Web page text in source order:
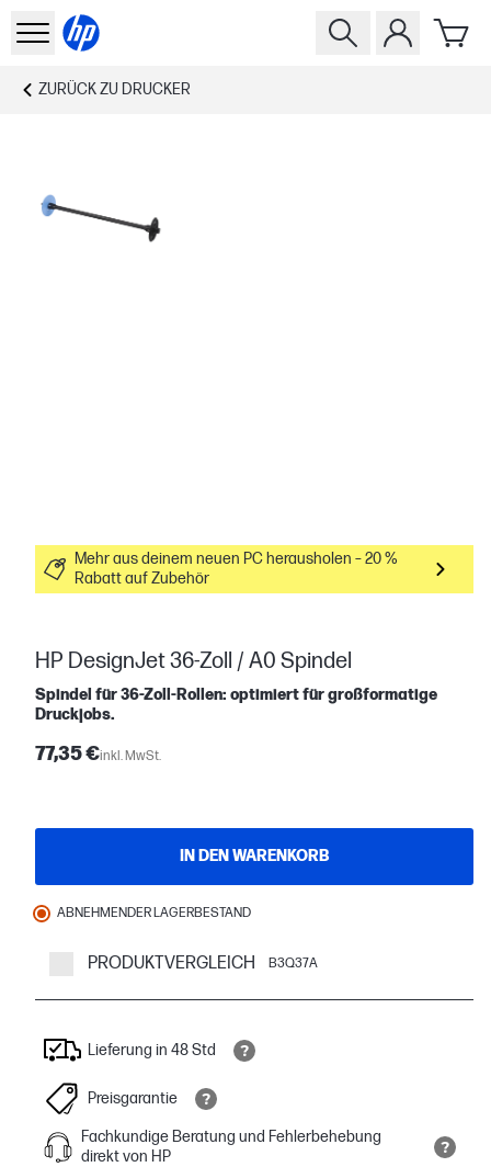
ZURÜCK ZU DRUCKER
Mehr aus deinem neuen PC herausholen – 20 %
Rabatt auf Zubehör
HP DesignJet 36-Zoll / A0 Spindel
Spindel für 36‑Zoll‑Rollen: optimiert für großformatige
Druckjobs.
77,35 €inkl. MwSt.
IN DEN WARENKORB
ABNEHMENDER LAGERBESTAND
PRODUKTVERGLEICH B3Q37A
Lieferung in 48 Std
Preisgarantie
Fachkundige Beratung und Fehlerbehebung
direkt von HP